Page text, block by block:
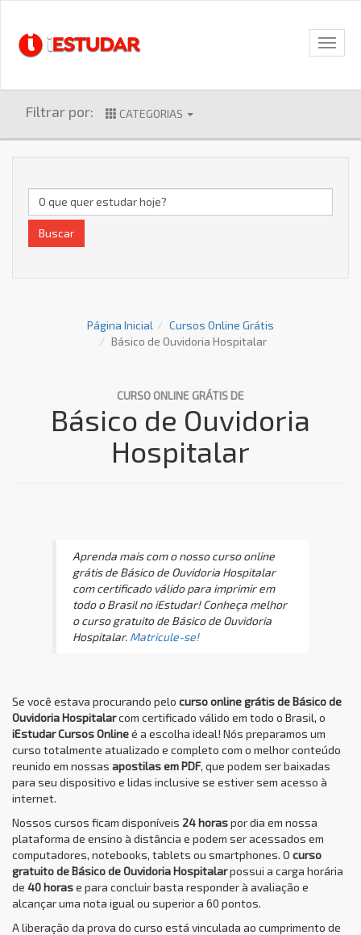
Filtrar por: CATEGORIAS
Buscar
Página Inicial
Cursos Online Grátis
Básico de Ouvidoria Hospitalar
CURSO ONLINE GRÁTIS DE
Básico de Ouvidoria
Hospitalar
Aprenda mais com o nosso curso online
grátis de Básico de Ouvidoria Hospitalar
com certificado válido para imprimir em
todo o Brasil no iEstudar! Conheça melhor
o curso gratuito de Básico de Ouvidoria
Hospitalar. Matricule-se!
Se você estava procurando pelo curso online grátis de Básico de
Ouvidoria Hospitalarcom certificado válido em todo o Brasil, o
iEstudar Cursos Onlineé a escolha ideal! Nós preparamos um
curso totalmente atualizado e completo com o melhor conteúdo
reunido em nossas apostilas em PDF, que podem ser baixadas
para seu dispositivo e lidas inclusive se estiver sem acesso à
internet.
Nossos cursos ficam disponíveis 24 horaspor dia em nossa
plataforma de ensino à distância e podem ser acessados em
computadores, notebooks, tablets ou smartphones. O curso
gratuito de Básico de Ouvidoria Hospitalarpossui a carga horária
de 40 horase para concluir basta responder à avaliação e
alcançar uma nota igual ou superior a 60 pontos.
A liberação da prova do curso está vinculada ao cumprimento de